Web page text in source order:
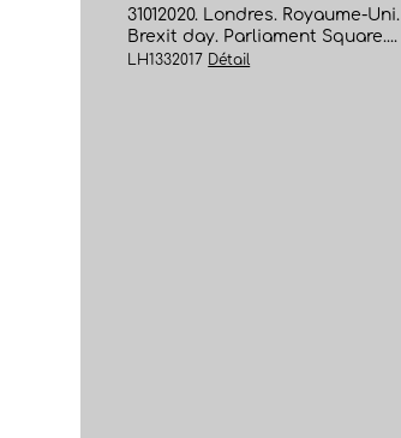
31012020. Londres. Royaume-Uni.
Brexit day. Parliament Square....
LH1332017 Détail